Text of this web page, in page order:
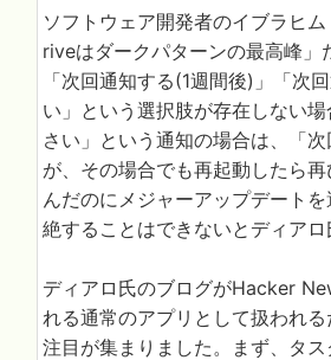
ソフトウェア開発者のイブラヒ
riveはダークパターンの最高峰
「次回通知する(1週間後)」「次
い」という選択肢が存在しない
さい」という通知の場合は、「
が、その場合でも再起動したら
んだのにメジャーアップデート
絶することはできないとディアロ
ディアロ氏のブログがHacker
れる通常のアプリとして扱われ
注目が集まりました。まず、タ